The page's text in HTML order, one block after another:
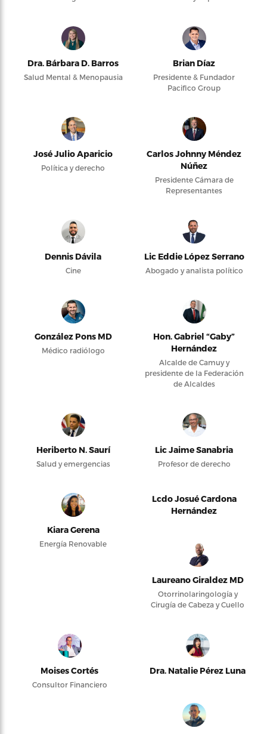
Dra. Bárbara D. Barros
Salud Mental & Menopausia
Brian Díaz
Presidente & Fundador
Pacifico Group
José Julio Aparicio
Política y derecho
Carlos Johnny Méndez
Núñez
Presidente Cámara de
Representantes
Dennis Dávila
Cine
Lic Eddie López Serrano
Abogado y analista político
González Pons MD
Médico radiólogo
Hon. Gabriel “Gaby”
Hernández
Alcalde de Camuy y
presidente de la Federación
de Alcaldes
Heriberto N. Saurí
Salud y emergencias
Lic Jaime Sanabria
Profesor de derecho
Kiara Gerena
Energía Renovable
Lcdo Josué Cardona
Hernández
Laureano Giraldez MD
Otorrinolaringología y
Cirugía de Cabeza y Cuello
Moises Cortés
Consultor Financiero
Dra. Natalie Pérez Luna